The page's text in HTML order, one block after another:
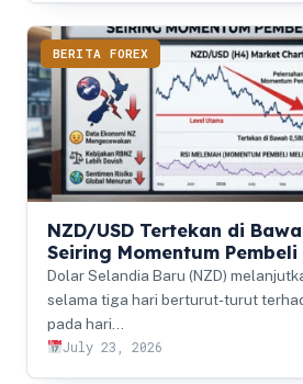
BERITA FOREX
NZD/USD Tertekan di
Seiring Momentum Pembeli
Dolar Selandia Baru (NZD)
selama tiga hari berturut-turut
pada hari…
July 23, 2026